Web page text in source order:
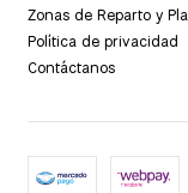
Zonas de Reparto y
Política de privacidad
Contáctanos